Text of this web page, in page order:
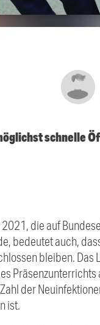
schnelle
die auf
bedeutet auch,
bleiben.
der
ist.